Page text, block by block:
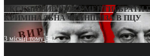
ЕКСКЛЮЗИВ (ДОКУМЕНТИ)/БРАТИ
КРИМІНАЛЬНА ФРАНШИЗА В ПЦУ
3 місяці тому542